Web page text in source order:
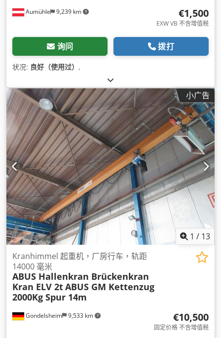
Aumühle 9,239 km €1,500
EXW VB 不含增值税
询问 拨打
状况: 良好（使用过） ,
小广告
1 / 13
Gondelsheim 9,533 km
Kranhimmel 起重机，厂房行车，轨距
14000 毫米
ABUS Hallenkran Brückenkran
Kran ELV 2tABUS GM Kettenzug
2000Kg Spur 14m
€10,500
固定价格 不含增值税